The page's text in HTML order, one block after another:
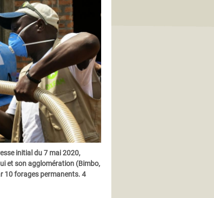
initial du 7 mai 2020,
et son agglomération (Bimbo,
10 forages permanents. 4